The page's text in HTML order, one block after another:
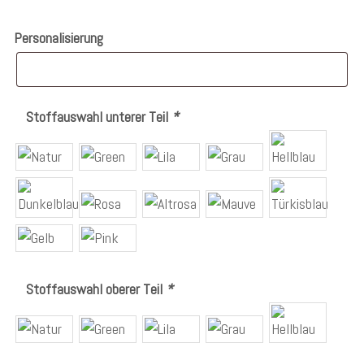
Personalisierung
Stoffauswahl unterer Teil *
Stoffauswahl oberer Teil *